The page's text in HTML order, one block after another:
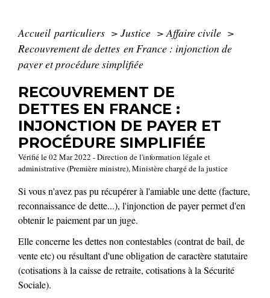
Accueil particuliers > Justice > Affaire civile >
Recouvrement de dettes en France : injonction de
payer et procédure simplifiée
RECOUVREMENT DE
DETTES EN FRANCE :
INJONCTION DE PAYER ET
PROCÉDURE SIMPLIFIÉE
Vérifié le 02 Mar 2022 - Direction de l'information légale et
administrative (Première ministre), Ministère chargé de la justice
Si vous n'avez pas pu récupérer à l'amiable une dette (facture,
reconnaissance de dette...), l'injonction de payer permet d'en
obtenir le paiement par un juge.
Elle concerne les dettes non contestables (contrat de bail, de
vente etc) ou résultant d'une obligation de caractère statutaire
(cotisations à la caisse de retraite, cotisations à la Sécurité
Sociale).